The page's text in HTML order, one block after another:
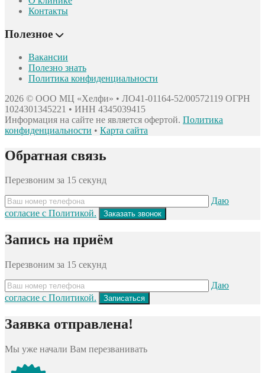
Контакты
Полезное
Вакансии
Полезно знать
Политика конфиденциальности
2026 © ООО МЦ «Хелфи» • ЛО41-01164-52/00572119 ОГРН
1024301345221 • ИНН 4345039415
Информация на сайте не является офертой. Политика
конфиденциальности • Карта сайта
Обратная связь
Перезвоним за 15 секунд
Даю
согласие с Политикой.
Запись на приём
Перезвоним за 15 секунд
Даю
согласие с Политикой.
Заявка отправлена!
Мы уже начали Вам перезванивать